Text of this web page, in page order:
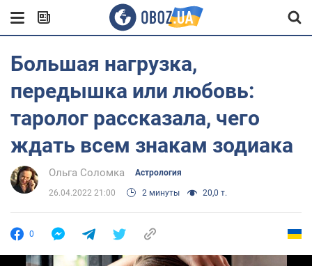
Большая нагрузка,
передышка или любовь:
таролог рассказала, чего
ждать всем знакам зодиака
Ольга Соломка Астрология
26.04.2022 21:00 2 минуты 20,0 т.
0